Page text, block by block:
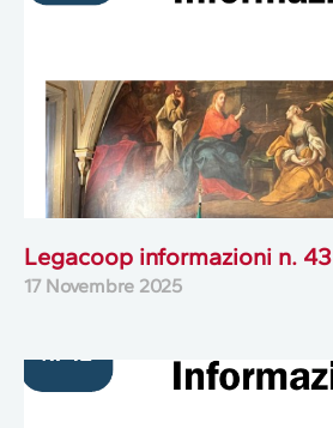
Legacoop informazioni n. 43
17 Novembre 2025